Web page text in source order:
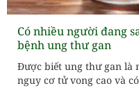
Có nhiều người đang
bệnh ung thư gan
Được biết ung thư gan là
nguy cơ tử vong cao và